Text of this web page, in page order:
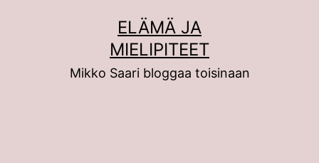
ELÄMÄ JA
MIELIPITEET
Mikko Saari bloggaa toisinaan